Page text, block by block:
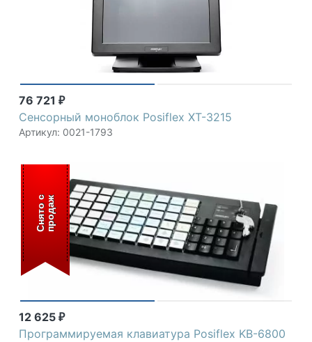
76 721 ₽
Сенсорный моноблок Posiflex XT-3215
Артикул: 0021-1793
12 625 ₽
Программируемая клавиатура Posiflex KB-6800
С
н
я
т
о
с
п
р
о
д
аж